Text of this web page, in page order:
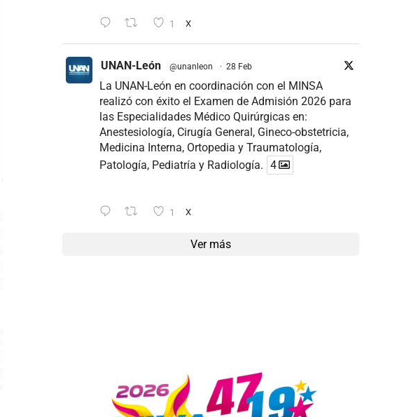
1 X
UNAN-León @unanleon · 28 Feb
La UNAN-León en coordinación con el MINSA
realizó con éxito el Examen de Admisión 2026 para
las Especialidades Médico Quirúrgicas en:
Anestesiología, Cirugía General, Gineco-obstetricia,
Medicina Interna, Ortopedia y Traumatología,
Patología, Pediatría y Radiología. 4
1 X
Ver más